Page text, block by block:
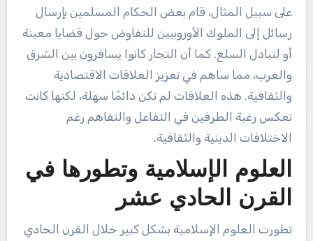
على سبيل المثال، قام بعض الحكام المسلمين بإرسال
رسائل إلى الملوك الأوروبيين للتفاوض حول قضايا معينة
أو لتبادل السلع. كما أن التجار كانوا يسافرون بين الشرق
والغرب، مما ساهم في تعزيز العلاقات الاقتصادية
والثقافية. هذه العلاقات لم تكن دائمًا سهلة، لكنها كانت
تعكس رغبة الطرفين في التفاعل والتفاهم رغم
الاختلافات الدينية والثقافية.
العلوم الإسلامية وتطورها في
القرن الحادي عشر
تطورت العلوم الإسلامية بشكل كبير خلال القرن الحادي